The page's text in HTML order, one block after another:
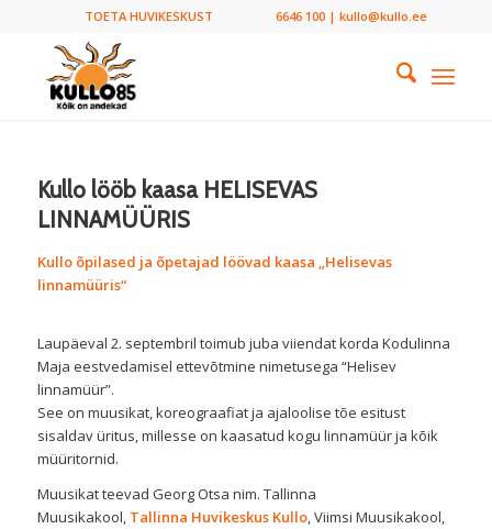
TOETA HUVIKESKUST 6646 100 | kullo@kullo.ee
Kullo lööb kaasa HELISEVAS
LINNAMÜÜRIS
Kullo õpilased ja õpetajad löövad kaasa „Helisevas
linnamüüris“
Laupäeval 2. septembril toimub juba viiendat korda Kodulinna
Maja eestvedamisel ettevõtmine nimetusega “Helisev
linnamüür”.
See on muusikat, koreograafiat ja ajaloolise tõe esitust
sisaldav üritus, millesse on kaasatud kogu linnamüür ja kõik
müüritornid.
Muusikat teevad Georg Otsa nim. Tallinna
Muusikakool, Tallinna Huvikeskus Kullo, Viimsi Muusikakool,